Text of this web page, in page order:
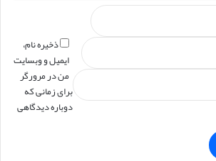
ذخیره نام،
ایمیل و وبسایت
من در مرورگر
برای زمانی که
دوباره دیدگاهی